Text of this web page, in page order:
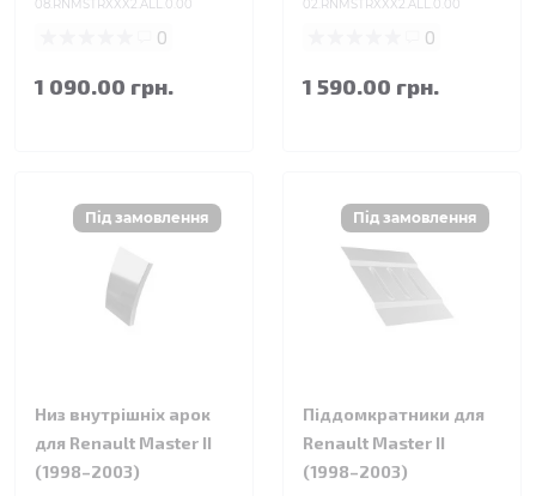
08.RNMSTRXXX2.ALL.0.00
0
1 090.00 грн.
02.RNMSTRXXX2.ALL.0.00
0
1 590.00 грн.
Низ внутрішніх арок
для Renault Master II
(1998–2003)
Піддомкратники для
Renault Master II
(1998–2003)